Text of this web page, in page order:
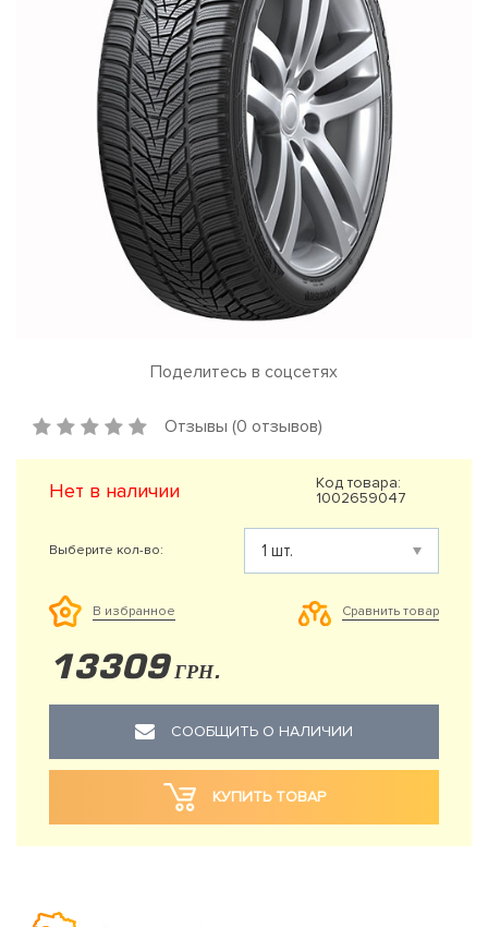
Поделитесь в соцсетях
Отзывы (0 отзывов)
Нет в наличии
Код товара:
1002659047
Выберите кол-во:
В избранное Сравнить товар
13309 ГРН.
СООБЩИТЬ О НАЛИЧИИ
КУПИТЬ ТОВАР